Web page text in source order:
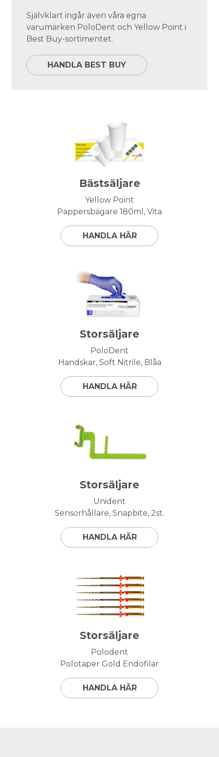
Självklart ingår även våra egna
varumärken PoloDent och Yellow Point i
Best Buy-sortimentet.
HANDLA BEST BUY
Bästsäljare
Yellow Point
Pappersbägare 180ml, Vita
HANDLA HÄR
Storsäljare
PoloDent
Handskar, Soft Nitrile, Blåa
HANDLA HÄR
Storsäljare
Unident
Sensorhållare, Snapbite, 2st.
HANDLA HÄR
Storsäljare
Polodent
Polotaper Gold Endofilar
HANDLA HÄR